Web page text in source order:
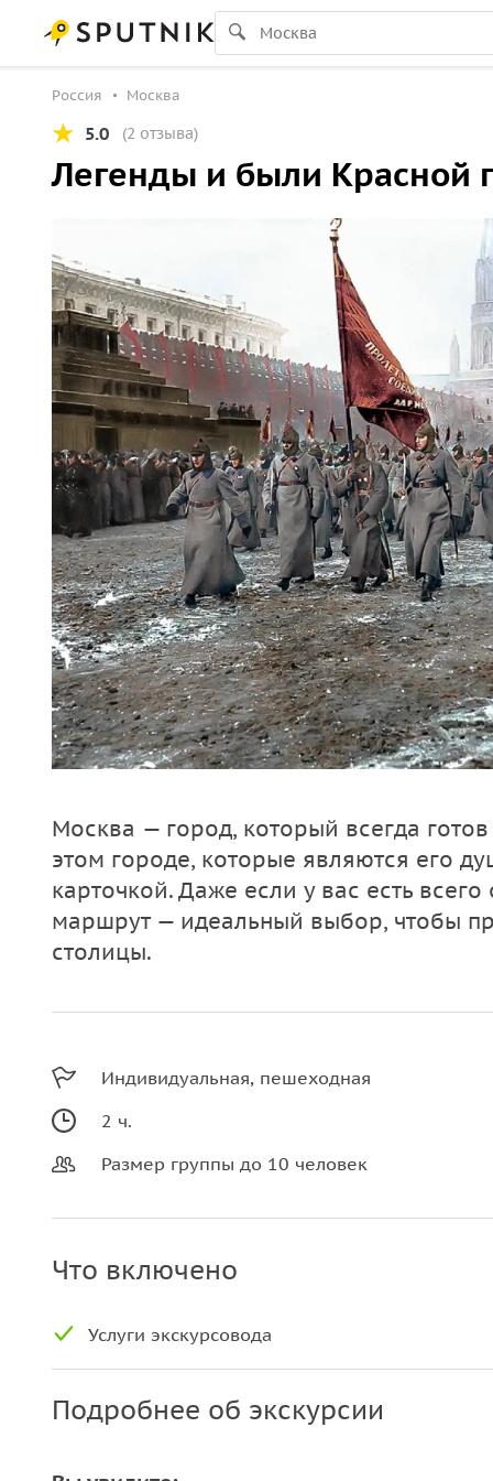
Россия Москва
5.0 (2 отзыва)
Легенды и были Красной
Москва — город, который всегда
этом городе, которые являются его
карточкой. Даже если у вас есть
маршрут — идеальный выбор, чтобы
столицы.
Индивидуальная, пешеходная
2 ч.
Размер группы до 10 человек
Что включено
Услуги экскурсовода
Подробнее об экскурсии